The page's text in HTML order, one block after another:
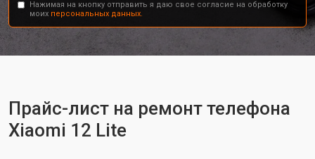
Нажимая на кнопку отправить я даю свое согласие на обработку
моих персональных данных.
Прайс-лист на ремонт телефона
Xiaomi 12 Lite